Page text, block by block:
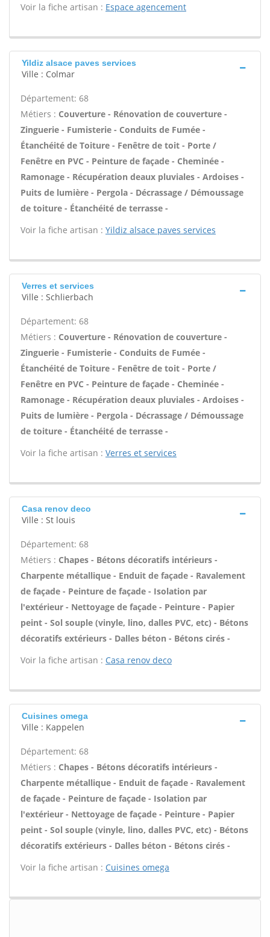
Voir la fiche artisan : Espace agencement
Yildiz alsace paves services
Ville : Colmar
Département: 68
Métiers : Couverture - Rénovation de couverture -
Zinguerie - Fumisterie - Conduits de Fumée -
Étanchéité de Toiture - Fenêtre de toit - Porte /
Fenêtre en PVC - Peinture de façade - Cheminée -
Ramonage - Récupération deaux pluviales - Ardoises -
Puits de lumière - Pergola - Décrassage / Démoussage
de toiture - Étanchéité de terrasse -
Voir la fiche artisan : Yildiz alsace paves services
Verres et services
Ville : Schlierbach
Département: 68
Métiers : Couverture - Rénovation de couverture -
Zinguerie - Fumisterie - Conduits de Fumée -
Étanchéité de Toiture - Fenêtre de toit - Porte /
Fenêtre en PVC - Peinture de façade - Cheminée -
Ramonage - Récupération deaux pluviales - Ardoises -
Puits de lumière - Pergola - Décrassage / Démoussage
de toiture - Étanchéité de terrasse -
Voir la fiche artisan : Verres et services
Casa renov deco
Ville : St louis
Département: 68
Métiers : Chapes - Bétons décoratifs intérieurs -
Charpente métallique - Enduit de façade - Ravalement
de façade - Peinture de façade - Isolation par
l'extérieur - Nettoyage de façade - Peinture - Papier
peint - Sol souple (vinyle, lino, dalles PVC, etc) - Bétons
décoratifs extérieurs - Dalles béton - Bétons cirés -
Voir la fiche artisan : Casa renov deco
Cuisines omega
Ville : Kappelen
Département: 68
Métiers : Chapes - Bétons décoratifs intérieurs -
Charpente métallique - Enduit de façade - Ravalement
de façade - Peinture de façade - Isolation par
l'extérieur - Nettoyage de façade - Peinture - Papier
peint - Sol souple (vinyle, lino, dalles PVC, etc) - Bétons
décoratifs extérieurs - Dalles béton - Bétons cirés -
Voir la fiche artisan : Cuisines omega